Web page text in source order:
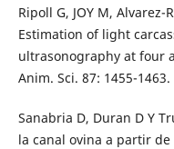
Ripoll G, JOY M, Alvarez-
Estimation of light
ultrasonography at four
Anim. Sci. 87: 1455-1463.
Sanabria D, Duran D Y
la canal ovina a partir